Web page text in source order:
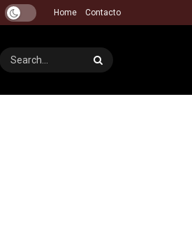
Home Contacto